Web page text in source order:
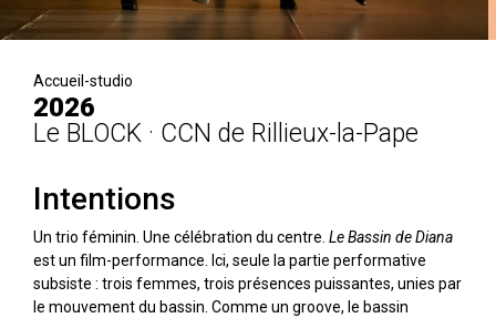
Accueil-studio
2026
Le BLOCK · CCN de Rillieux-la-Pape
Intentions
Un trio féminin. Une célébration du centre. Le Bassin de Diana
est un film-performance. Ici, seule la partie performative
subsiste : trois femmes, trois présences puissantes, unies par
le mouvement du bassin. Comme un groove, le bassin